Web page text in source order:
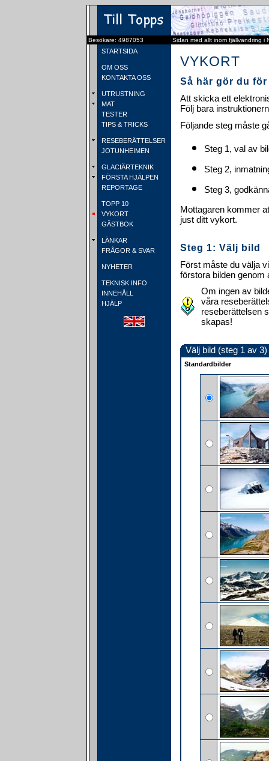
Besökare: 4987053 Sidan med allt inom fjällvandring i
STARTSIDA
OM OSS
KONTAKTA OSS
UTRUSTNING
MAT
TESTER
TIPS & TRICKS
RESEBERÄTTELSER
JOTUNHEIMEN
GLACIÄRTEKNIK
FÖRSTA HJÄLPEN
REPORTAGE
TOPP 10
VYKORT
GÄSTBOK
LÄNKAR
FRÅGOR & SVAR
NYHETER
TEKNISK INFO
INNEHÅLL
HJÄLP
VYKORT
Så här gör du
Att skicka ett
Följ bara
Följande steg måste
Steg 1, val av
Steg 2,
Steg 3,
Mottagaren kommer
just ditt vykort.
Steg 1: Välj bild
Först måste du välja
förstora bilden genom
Om ingen av
våra
reseberättelsen
skapas!
Välj bild (steg 1 av 3)
Standardbilder